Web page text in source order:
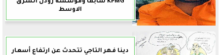
الاوسط
دينا فهر التاجي تتحدث عن ارتفاع أسعار